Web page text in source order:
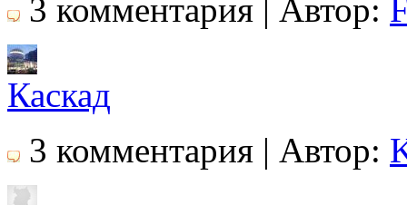
3 комментария | Автор:
Каскад
3 комментария | Автор: